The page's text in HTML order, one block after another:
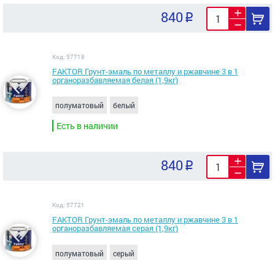
840
Код: 57718
FAKTOR Грунт-эмаль по металлу и ржавчине 3 в 1
органоразбавляемая белая (1,9кг)
полуматовый белый
Есть в наличии
840
Код: 57721
FAKTOR Грунт-эмаль по металлу и ржавчине 3 в 1
органоразбавляемая серая (1,9кг)
полуматовый серый